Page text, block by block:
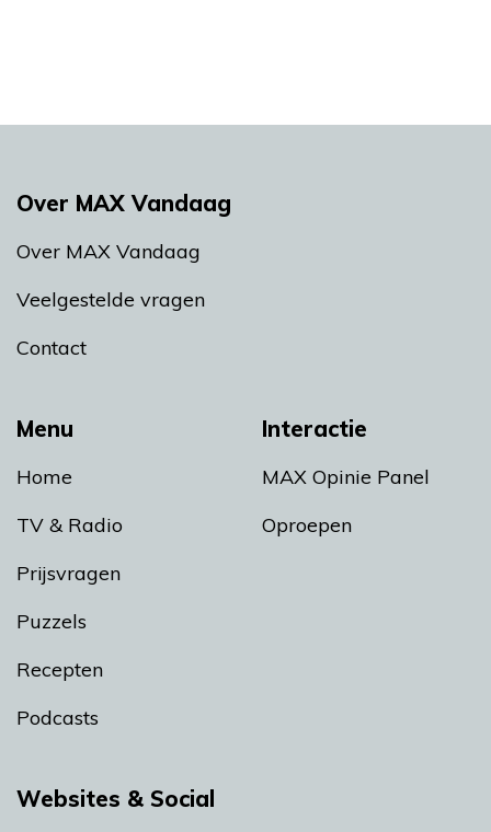
Menu
Home
TV & Radio
Prijsvragen
Puzzels
Recepten
Podcasts
Interactie
MAX Opinie Panel
Oproepen
Over MAX Vandaag
Over MAX Vandaag
Veelgestelde vragen
Contact
Websites & Social